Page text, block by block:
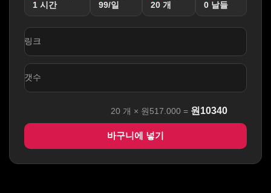
1 시간 99/일 20 개 0 날들
링크
갯수
20 개 × 원517.000 = 원 10340
바구니에 넣기